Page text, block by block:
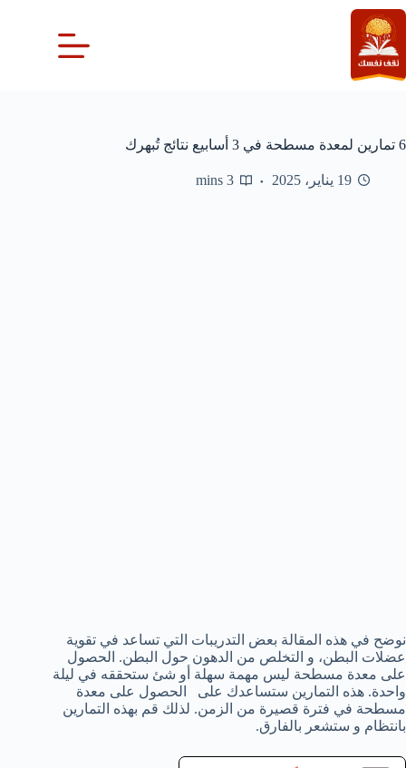
التجاوز
إلى
المحتوى
6 تمارين لمعدة مسطحة في 3 أسابيع نتائج تُبهرك
19 يناير، 2025 3 mins
نوضح في هذه المقالة بعض التدريبات التي تساعد في تقوية
عضلات البطن، و التخلص من الدهون حول البطن. الحصول
على معدة مسطحة ليس مهمة سهلة أو شئ ستحققه في ليلة
واحدة. هذه التمارين ستساعدك على الحصول على معدة
مسطحة في فترة قصيرة من الزمن. لذلك قم بهذه التمارين
بانتظام و ستشعر بالفارق.